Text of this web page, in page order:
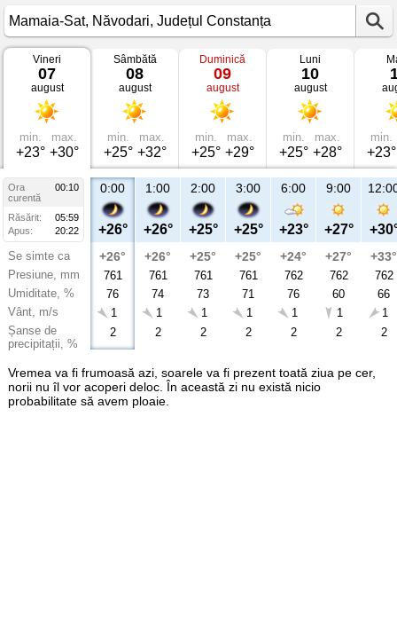
Vremea
Mamaia-
Năvodari,
Județul
Constanța
Vineri
07
august
min.
+23°
max.
+30°
Sâmbătă
08
august
min.
+25°
max.
+32°
Duminică
09
august
min.
+25°
max.
+29°
Luni
10
august
min.
+25°
max.
+28°
min.
+23°
Ora
00:10
curentă
Răsărit:
05:59
Apus:
20:22
Se simte ca
Presiune, mm
Umiditate, %
Vânt, m/s
Șanse de
precipitații, %
0:00
+26°
+26°
761
76
1
2
1:00
+26°
+26°
761
74
1
2
2:00
+25°
+25°
761
73
1
2
3:00
+25°
+25°
761
71
1
2
6:00
+23°
+24°
762
76
1
2
9:00
+27°
+27°
762
60
1
2
+33°
762
66
1
2
Vremea va fi frumoasă azi, soarele va fi prezent toată ziua pe cer,
norii nu îl vor acoperi deloc. În această zi nu există nicio
probabilitate să avem ploaie.